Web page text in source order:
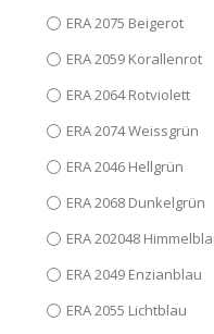
ERA 2075 Beigerot
ERA 2059 Korallenrot
ERA 2064 Rotviolett
ERA 2074 Weissgrün
ERA 2046 Hellgrün
ERA 2068 Dunkelgrün
ERA 202048
ERA 2049 Enzianblau
ERA 2055 Lichtblau